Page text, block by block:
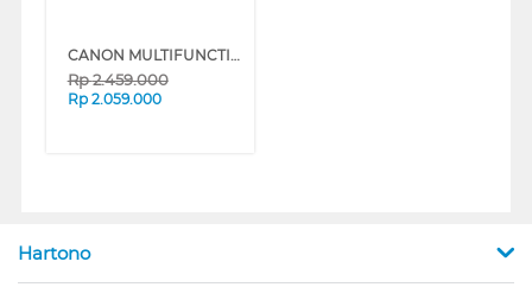
CANON MULTIFUNCTION INK TANK PRINTER PIXMA G2730P
Rp2.459.000
Rp 2.059.000
Hartono